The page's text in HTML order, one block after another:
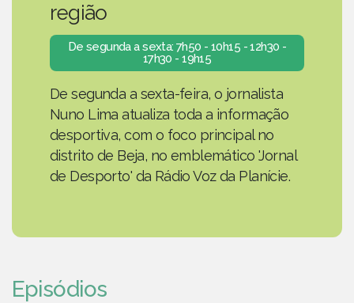
região
De segunda a sexta: 7h50 - 10h15 - 12h30 -
17h30 - 19h15
De segunda a sexta-feira, o jornalista
Nuno Lima atualiza toda a informação
desportiva, com o foco principal no
distrito de Beja, no emblemático 'Jornal
de Desporto' da Rádio Voz da Planície.
Episódios